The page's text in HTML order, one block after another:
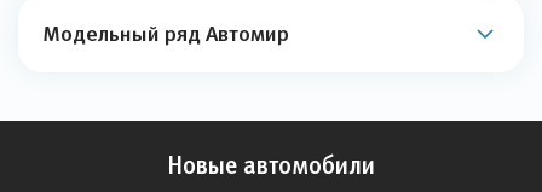
Модельный ряд Автомир
Новые автомобили